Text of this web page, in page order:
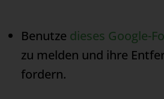
Benutze dieses Google-
zu melden und ihre
fordern.